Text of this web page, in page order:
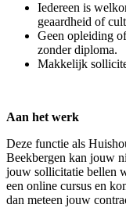
Iedereen is
geaardheid of
Geen opleiding
zonder diploma.
Makkelijk
Aan het werk
Deze functie als
Beekbergen kan jouw
jouw sollicitatie bellen
een online cursus en
dan meteen jouw